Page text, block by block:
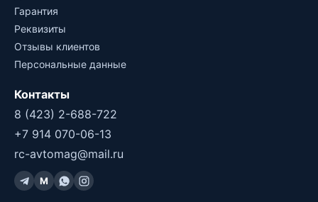
Гарантия
Реквизиты
Отзывы клиентов
Персональные данные
Контакты
8 (423) 2-688-722
+7 914 070-06-13
rc-avtomag@mail.ru
M